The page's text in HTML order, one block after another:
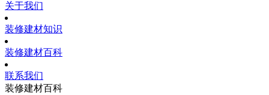
关于我们
装修建材知识
装修建材百科
联系我们
装修建材百科